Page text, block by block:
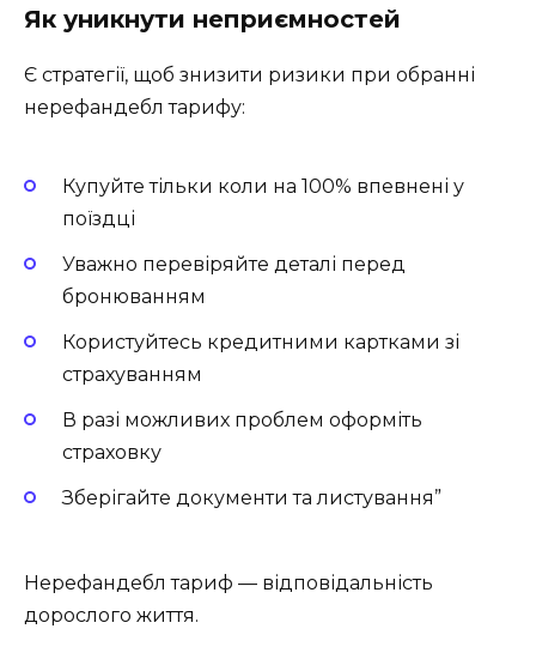
Як уникнути неприємностей
Є стратегії, щоб знизити ризики при обранні
нерефандебл тарифу:
Купуйте тільки коли на 100% впевнені у
поїздці
Уважно перевіряйте деталі перед
бронюванням
Користуйтесь кредитними картками зі
страхуванням
В разі можливих проблем оформіть
страховку
Зберігайте документи та листування”
Нерефандебл тариф — відповідальність
дорослого життя.